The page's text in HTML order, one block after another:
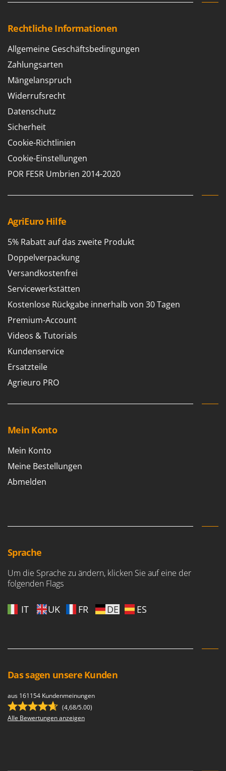
WIDU
Wolf Garten
Wortex
Worx
Y Yard Force
Z
Zanon
Zephir
ZGrills
Zodiac
Rechtliche Informationen
Allgemeine Geschäftsbedingungen
Zahlungsarten
Mängelanspruch
Widerrufsrecht
Datenschutz
Sicherheit
Cookie-Richtlinien
Cookie-Einstellungen
POR FESR Umbrien 2014-2020
AgriEuro Hilfe
5% Rabatt auf das zweite Produkt
Doppelverpackung
Versandkostenfrei
Servicewerkstätten
Kostenlose Rückgabe innerhalb von 30 Tagen
Premium-Account
Videos & Tutorials
Kundenservice
Ersatzteile
Agrieuro PRO
Mein Konto
Mein Konto
Meine Bestellungen
Abmelden
Sprache
Um die Sprache zu ändern, klicken Sie auf eine der
folgenden Flags
IT UK FR DE ES
Das sagen unsere Kunden
aus 161154 Kundenmeinungen
(4,68/5.00)
Alle Bewertungen anzeigen